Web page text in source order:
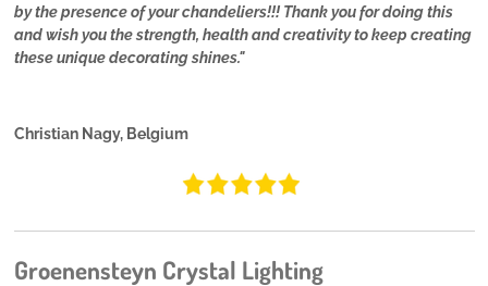
by the presence of your chandeliers!!! Thank you for doing this
and wish you the strength, health and creativity to keep creating
these unique decorating shines."
Christian Nagy, Belgium
Groenensteyn Crystal Lighting